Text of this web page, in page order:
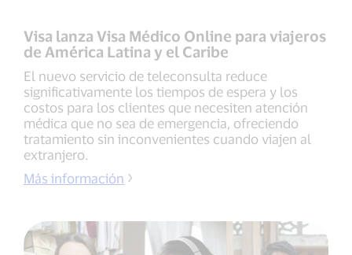
Visa lanza Visa Médico Online para viajeros
de América Latina y el Caribe
El nuevo servicio de teleconsulta reduce
significativamente los tiempos de espera y los
costos para los clientes que necesiten atención
médica que no sea de emergencia, ofreciendo
tratamiento sin inconvenientes cuando viajen al
extranjero.
Más información